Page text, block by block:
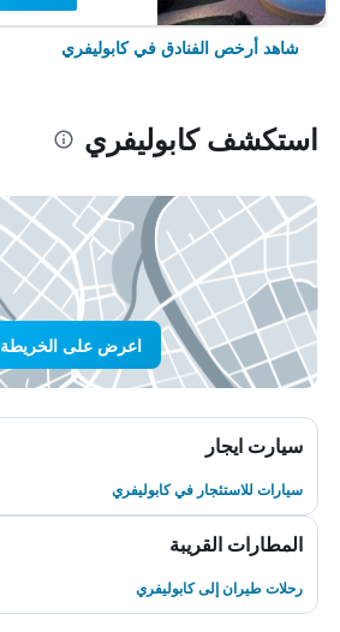
شاهد أرخص الفنادق في كابوليفري
استكشف كابوليفري
اعرض على الخريطة
سيارت ايجار
سيارات للاستئجار في كابوليفري
المطارات القريبة
رحلات طيران إلى كابوليفري